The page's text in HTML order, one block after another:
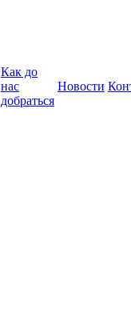
Как до
нас
добраться
Новости